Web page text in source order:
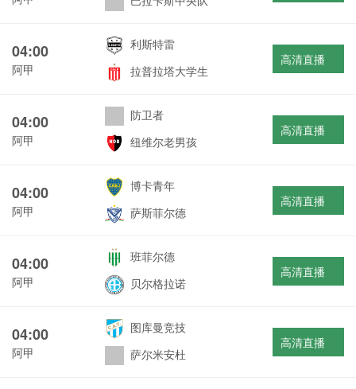
04:00
阿甲
利斯特雷
拉普拉塔大学生
高清直播
04:00
阿甲
防卫者
纽维尔老男孩
高清直播
04:00
阿甲
博卡青年
萨斯菲尔德
高清直播
04:00
阿甲
班菲尔德
贝尔格拉诺
高清直播
04:00
阿甲
图库曼竞技
萨尔米安杜
高清直播